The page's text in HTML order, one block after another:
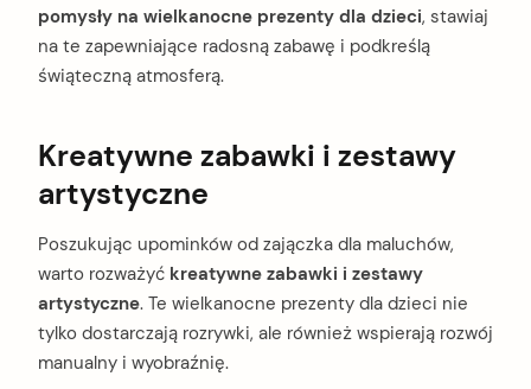
pomysły na wielkanocne prezenty dla dzieci, stawiaj
na te zapewniające radosną zabawę i podkreślą
świąteczną atmosferą.
Kreatywne zabawki i zestawy
artystyczne
Poszukując upominków od zajączka dla maluchów,
warto rozważyć kreatywne zabawki i zestawy
artystyczne. Te wielkanocne prezenty dla dzieci nie
tylko dostarczają rozrywki, ale również wspierają rozwój
manualny i wyobraźnię.